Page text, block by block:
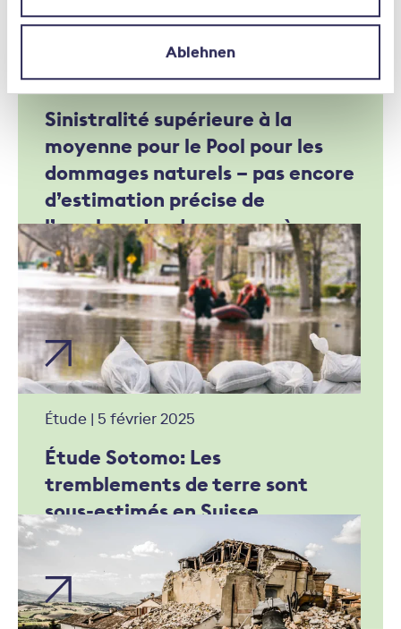
Ablehnen
Communiqués de presse | 2 juin 2025
Sinistralité supérieure à la
moyenne pour le Pool pour les
dommages naturels – pas encore
d’estimation précise de
l’ampleur des dommages à
Blatten VS
Étude | 5 février 2025
Étude Sotomo: Les
tremblements de terre sont
sous-estimés en Suisse